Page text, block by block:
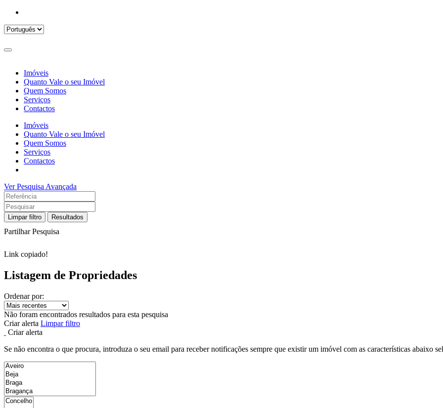
Imóveis
Quanto Vale o seu Imóvel
Quem Somos
Serviços
Contactos
Imóveis
Quanto Vale o seu Imóvel
Quem Somos
Serviços
Contactos
Ver Pesquisa Avançada
Limpar filtro Resultados
Partilhar Pesquisa
Link copiado!
Listagem de Propriedades
Ordenar por:
Não foram encontrados resultados para esta pesquisa
Criar alerta Limpar filtro
Criar alerta
Se não encontra o que procura, introduza o seu email para receber notificações sempre que existir um imóvel com as características abaixo